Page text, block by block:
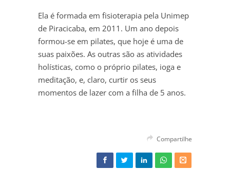
Ela é formada em fisioterapia pela Unimep
de Piracicaba, em 2011. Um ano depois
formou-se em pilates, que hoje é uma de
suas paixões. As outras são as atividades
holísticas, como o próprio pilates, ioga e
meditação, e, claro, curtir os seus
momentos de lazer com a filha de 5 anos.
Compartilhe